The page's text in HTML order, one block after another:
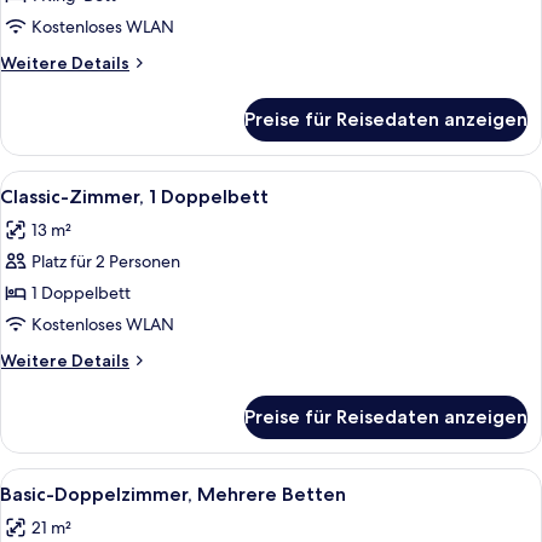
1 King-
Bett,
Kamin
Kostenloses WLAN
Weitere Details
Weitere
Zimmer,
1 King-
Bett,
Preise für Reisedaten anzeigen
Alle
Fotos
für
Classic-
Zimmer,
1
Doppelbett
anzeigen
4
Classic-Zimmer, 1 Doppelbett
13 m²
Platz für 2 Personen
1 Doppelbett
Kostenloses WLAN
Weitere Details
Weitere
Zimmer,
Doppelbett
Preise für Reisedaten anzeigen
Alle
Fotos
Basic-Doppelzimmer, Mehrere
4
Basic-Doppelzimmer, Mehrere Betten
21 m²